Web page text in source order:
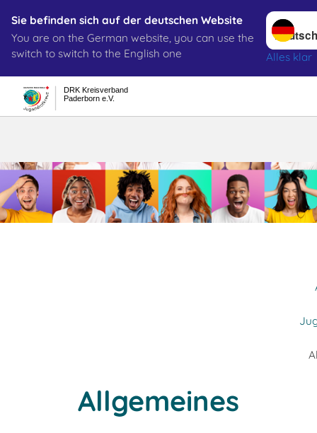
Sie befinden sich auf der deutschen Website
You are on the German website, you can use the
switch to switch to the English one
Sprache
Alles klar
Paderborn e.V.
DRK Kreisverband
Allgemeines